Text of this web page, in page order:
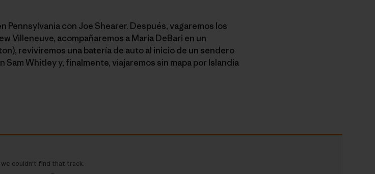
Pennsylvania con Joe Shearer. Después, vagaremos los
Villeneuve, acompañaremos a Maria DeBari en un
reviviremos una batería de auto al inicio de un sendero
Whitley y, finalmente, viajaremos sin mapa por Islandia